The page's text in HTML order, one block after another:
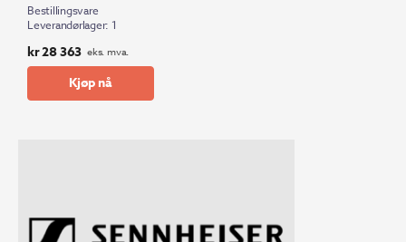
Bestillingsvare
Leverandørlager: 1
kr28 363 eks. mva.
Kjøp nå